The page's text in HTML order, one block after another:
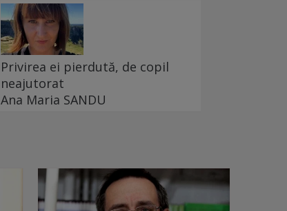
Privirea ei pierdută, de copil
neajutorat
Ana Maria SANDU